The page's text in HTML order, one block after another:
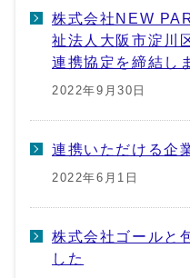
株式会社NEW
祉法人大阪市淀川
連携協定を締結し
2022年9月30日
連携いただける企
2022年6月1日
株式会社ゴールと
した